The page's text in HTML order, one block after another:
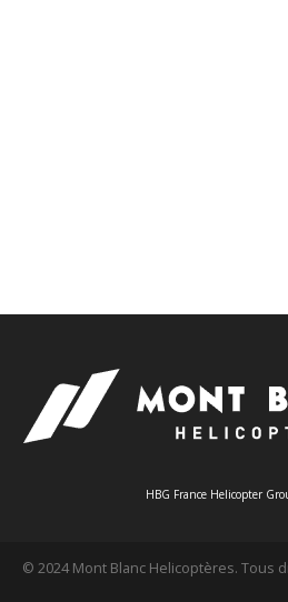
HBG France Helicopter
© 2024 Mont Blanc Helicoptères. Tous